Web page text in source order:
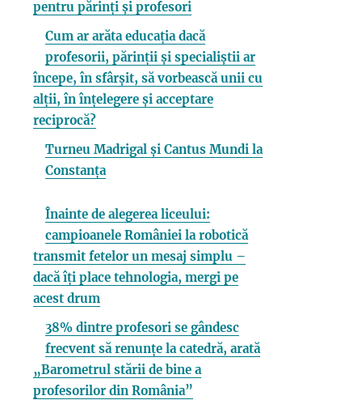
pentru părinți și profesori
Cum ar arăta educația dacă
profesorii, părinții și specialiștii ar
începe, în sfârșit, să vorbească unii cu
alții, în înțelegere și acceptare
reciprocă?
Turneu Madrigal și Cantus Mundi la
Constanța
Înainte de alegerea liceului:
campioanele României la robotică
transmit fetelor un mesaj simplu –
dacă îți place tehnologia, mergi pe
acest drum
38% dintre profesori se gândesc
frecvent să renunțe la catedră, arată
„Barometrul stării de bine a
profesorilor din România”